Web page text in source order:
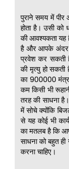
पुराने समय में
होता है। उसी
की आवश्यकता यह
है और आपके अंदर
प्रवेश कर सकती
की मृत्यु हो
का 900000
कम किसी भी
तरह की साधना
में सोचे क्योंकि
से यह कोई भी
का मतलब है कि
साधना को बहुत
करना चाहिए।